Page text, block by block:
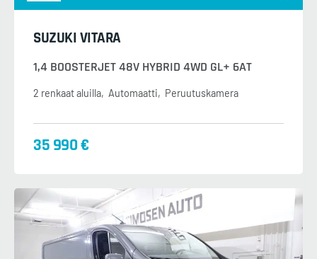
SUZUKI VITARA
1,4 BOOSTERJET 48V HYBRID 4WD GL+ 6AT
2 renkaat aluilla Automaatti Peruutuskamera
35 990 €